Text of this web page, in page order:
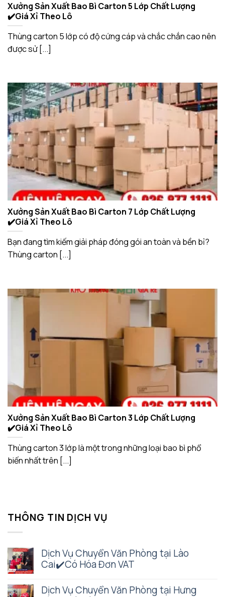
THÔNG TIN DỊCH VỤ
Dịch Vụ Chuyển Văn Phòng tại Lào
Cai✔️Có Hóa Đơn VAT
Dịch Vụ Chuyển Văn Phòng tại Hưng
Xưởng Sản Xuất Bao Bì Carton 5 Lớp Chất Lượng
✔️Giá Xỉ Theo Lô
Thùng carton 5 lớp có độ cứng cáp và chắc chắn cao nên
được sử [...]
Xưởng Sản Xuất Bao Bì Carton 7 Lớp Chất Lượng
✔️Giá Xỉ Theo Lô
Bạn đang tìm kiếm giải pháp đóng gói an toàn và bền bỉ?
Thùng carton [...]
Xưởng Sản Xuất Bao Bì Carton 3 Lớp Chất Lượng
✔️Giá Xỉ Theo Lô
Thùng carton 3 lớp là một trong những loại bao bì phổ
biến nhất trên [...]